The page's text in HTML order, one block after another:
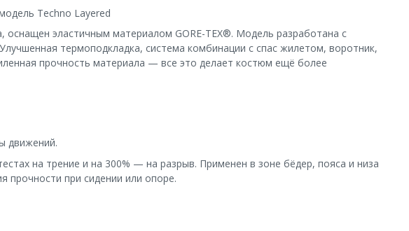
Techno Layered
эластичным материалом GORE-TEX®. Модель разработана с
термоподкладка, система комбинации с спас жилетом, воротник,
прочность материала — все это делает костюм ещё более
движений.
на трение и на 300% — на разрыв. Применен в зоне бёдер, пояса и низа
прочности при сидении или опоре.